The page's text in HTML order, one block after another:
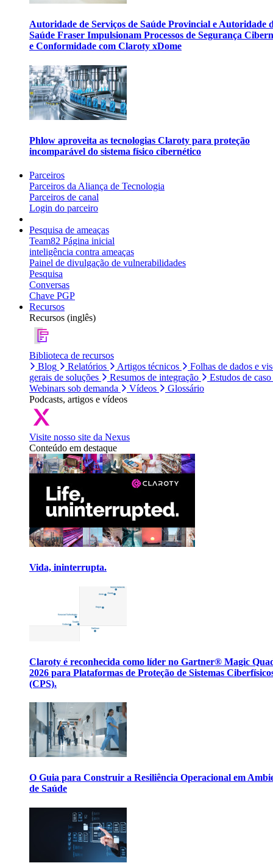
Autoridade de Serviços de Saúde Provincial e Autoridade
Saúde Fraser Impulsionam Processos de Segurança
e Conformidade com Claroty xDome
Phlow aproveita as tecnologias Claroty para proteção
incomparável do sistema físico cibernético
Parceiros
Parceiros da Aliança de Tecnologia
Parceiros de canal
Login do parceiro
Pesquisa de ameaças
Team82 Página inicial
inteligência contra ameaças
Painel de divulgação de vulnerabilidades
Pesquisa
Conversas
Chave PGP
Recursos
Recursos (inglês)
Biblioteca de recursos
Blog
Relatórios Artigos técnicos
Folhas de dados e
gerais de soluções
Resumos de integração
Estudos de caso
Webinars sob demanda
Vídeos
Glossário
Podcasts, artigos e vídeos
Visite nosso site da Nexus
Conteúdo em destaque
Vida, ininterrupta.
Claroty é reconhecida como líder no Gartner® Magic
2026 para Plataformas de Proteção de Sistemas
(CPS).
O Guia para Construir a Resiliência Operacional em
de Saúde